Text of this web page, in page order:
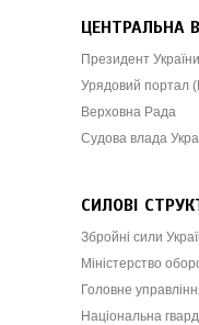
ЦЕНТРАЛЬНА
Президент України
Урядовий портал
Верховна Рада
Судова влада
СИЛОВІ
Збройні сили
Міністерство
Головне
Національна